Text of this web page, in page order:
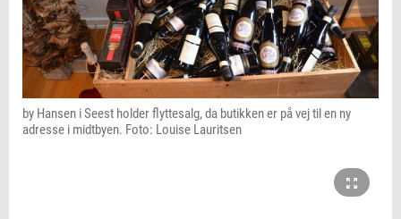
by Hansen i Seest holder flyttesalg, da butikken er på vej til en ny
adresse i midtbyen. Foto: Louise Lauritsen